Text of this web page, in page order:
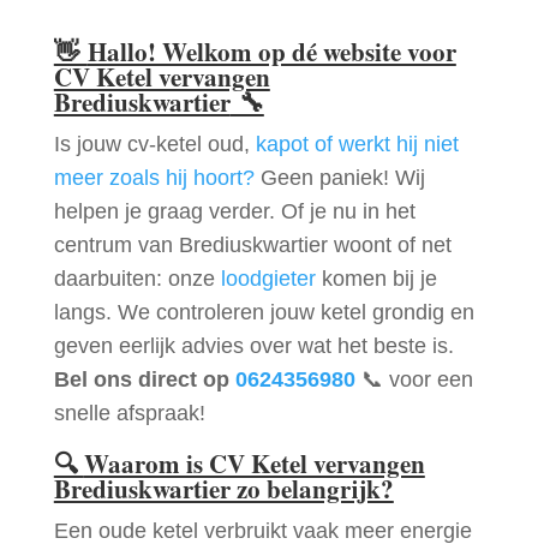
👋 Hallo! Welkom op dé website voor
CV Ketel vervangen
Brediuskwartier🔧
Is jouw cv-ketel oud, kapot of werkt hij niet
meer zoals hij hoort?Geen paniek! Wij
helpen je graag verder. Of je nu in het
centrum van Brediuskwartier woont of net
daarbuiten: onze loodgieterkomen bij je
langs. We controleren jouw ketel grondig en
geven eerlijk advies over wat het beste is.
Bel ons direct op 0624356980📞 voor een
snelle afspraak!
🔍Waarom is CV Ketel vervangen
Brediuskwartier zo belangrijk?
Een oude ketel verbruikt vaak meer energie